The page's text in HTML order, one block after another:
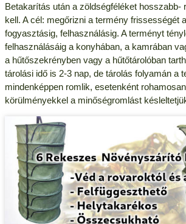
Betakarítás után a zöldségféléket hosszabb-
kell. A cél: megőrizni a termény frissességét
fogyasztásig, felhasználásig. A terményt
felhasználásáig a konyhában, a kamrában
a hűtőszekrényben vagy a hűtőtárolóban
tárolási idő is 2-3 nap, de tárolás folyamán a
mindenképpen romlik, esetenként
körülményekkel a minőségromlást